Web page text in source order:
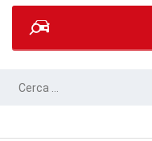
RICERCA